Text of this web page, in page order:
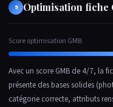
9 Optimisation fiche
Score optimisation GMB
Avec un score GMB de 4/7, la
présente des bases solides
catégorie correcte, attributs